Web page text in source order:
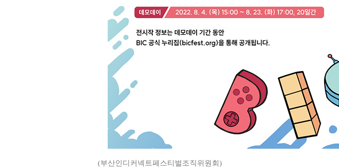
(부산인디커넥트페스티벌조직위원회)